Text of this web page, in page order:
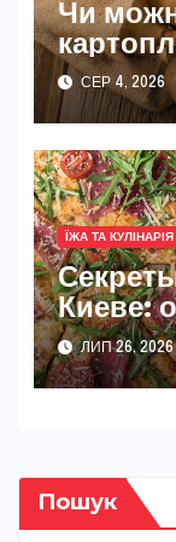
Чи
таСЕР 4, 2026
ЇЖА ТА КУЛІНАРІЯ
Киеве:
начинок
ЛИП 26, 2026
Пошук